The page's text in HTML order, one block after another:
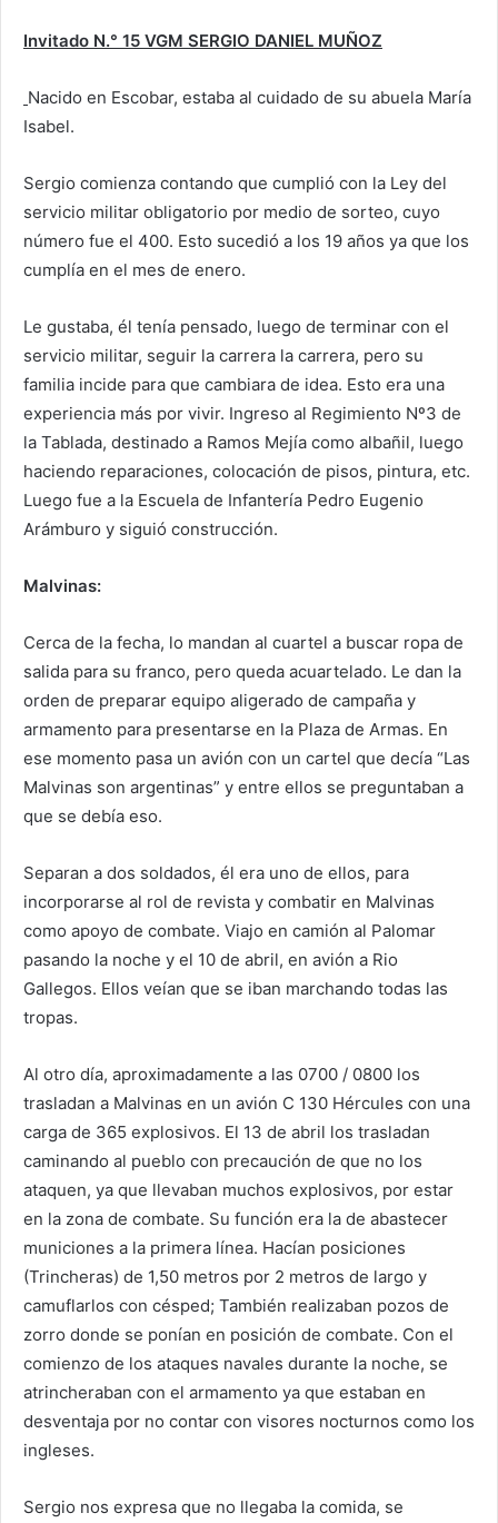
Invitado N.° 15 VGM SERGIO DANIEL MUÑOZ
Nacido en Escobar, estaba al cuidado de su abuela María
Isabel.
Sergio comienza contando que cumplió con la Ley del
servicio militar obligatorio por medio de sorteo, cuyo
número fue el 400. Esto sucedió a los 19 años ya que los
cumplía en el mes de enero.
Le gustaba, él tenía pensado, luego de terminar con el
servicio militar, seguir la carrera la carrera, pero su
familia incide para que cambiara de idea. Esto era una
experiencia más por vivir. Ingreso al Regimiento Nº3 de
la Tablada, destinado a Ramos Mejía como albañil, luego
haciendo reparaciones, colocación de pisos, pintura, etc.
Luego fue a la Escuela de Infantería Pedro Eugenio
Arámburo y siguió construcción.
Malvinas:
Cerca de la fecha, lo mandan al cuartel a buscar ropa de
salida para su franco, pero queda acuartelado. Le dan la
orden de preparar equipo aligerado de campaña y
armamento para presentarse en la Plaza de Armas. En
ese momento pasa un avión con un cartel que decía “Las
Malvinas son argentinas” y entre ellos se preguntaban a
que se debía eso.
Separan a dos soldados, él era uno de ellos, para
incorporarse al rol de revista y combatir en Malvinas
como apoyo de combate. Viajo en camión al Palomar
pasando la noche y el 10 de abril, en avión a Rio
Gallegos. Ellos veían que se iban marchando todas las
tropas.
Al otro día, aproximadamente a las 0700 / 0800 los
trasladan a Malvinas en un avión C 130 Hércules con una
carga de 365 explosivos. El 13 de abril los trasladan
caminando al pueblo con precaución de que no los
ataquen, ya que llevaban muchos explosivos, por estar
en la zona de combate. Su función era la de abastecer
municiones a la primera línea. Hacían posiciones
(Trincheras) de 1,50 metros por 2 metros de largo y
camuflarlos con césped; También realizaban pozos de
zorro donde se ponían en posición de combate. Con el
comienzo de los ataques navales durante la noche, se
atrincheraban con el armamento ya que estaban en
desventaja por no contar con visores nocturnos como los
ingleses.
Sergio nos expresa que no llegaba la comida, se